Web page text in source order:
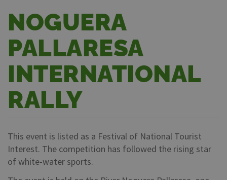
NOGUERA
PALLARESA
INTERNATIONAL
RALLY
This event is listed as a Festival of National Tourist
Interest. The competition has followed the rising star
of white-water sports.